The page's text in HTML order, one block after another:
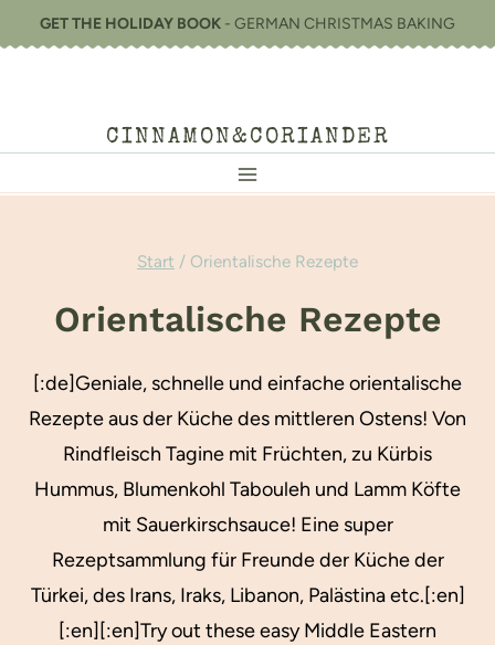
Inhalt
GET THE HOLIDAY BOOK - GERMAN CHRISTMAS BAKING
CINNAMON&CORIANDER
Start / Orientalische Rezepte
Orientalische Rezepte
[:de]Geniale, schnelle und einfache orientalische
Rezepte aus der Küche des mittleren Ostens! Von
Rindfleisch Tagine mit Früchten, zu Kürbis
Hummus, Blumenkohl Tabouleh und Lamm Köfte
mit Sauerkirschsauce! Eine super
Rezeptsammlung für Freunde der Küche der
Türkei, des Irans, Iraks, Libanon, Palästina etc.[:en]
[:en][:en]Try out these easy Middle Eastern